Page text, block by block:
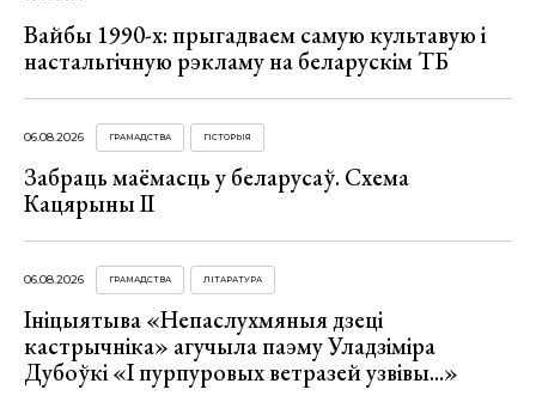
Вайбы 1990-х: прыгадваем самую культавую і
настальгічную рэкламу на беларускім ТБ
06.08.2026 ГРАМАДСТВА ГІСТОРЫЯ
Забраць маёмасць у беларусаў. Схема
Кацярыны ІІ
06.08.2026 ГРАМАДСТВА ЛІТАРАТУРА
Ініцыятыва «Непаслухмяныя дзеці
кастрычніка» агучыла паэму Уладзіміра
Дубоўкі «І пурпуровых ветразей узвівы...»